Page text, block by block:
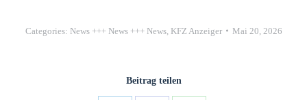
Categories: News +++ News +++ News, KFZ Anzeiger Mai 20, 2026
Beitrag teilen